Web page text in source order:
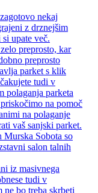
nekaj
z drznejšim
upate več.
preprosto, kar
preprosto
parket s klik
tudi v
polaganja parketa
na pomoč
na polaganje
vaš sanjski parket.
Sobota so
salon talnih
iz masivnega
tudi v
ne bo treba skrbeti